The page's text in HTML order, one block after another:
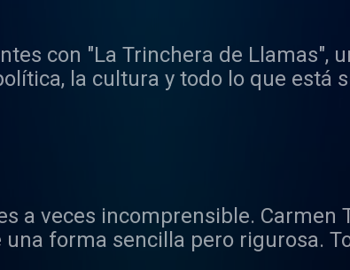
con "La Trinchera de Llamas",
la cultura y todo lo que está
a veces incomprensible. Carmen
forma sencilla pero rigurosa.